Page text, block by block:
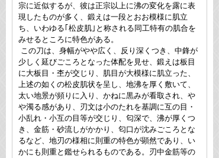
宗に近似するが、彼は正宗以上に沸の変化を露に表
現したものが多く、鍛えは一段とおお模様に肌立
ち、いわゆる｢松皮肌｣と称される同工特有の肌合を
みせるところに特色がある。
この刀は、身幅がやや広く、反り深くつき、中鋒が
少しく延びごころとなった体配を見せ、鍛えは板目
に大板目・杢が交じり、肌目が大模様に肌立った、
上述の如くの松皮肌状を呈し、地沸を厚く敷いて、
太い地景が頻りに入り、かねに黒みが看取され、や
や濁る感があり、刃文は小のたれを基調に互の目・
小乱れ・小互の目等が交じり、匂深で、沸が厚くつ
き、金筋・砂流しがかかり、匂口が沈みごころとな
るなど、地刃の様相に則重の特色が顕然であり、い
かにも則重と鑑せられるものである。刃中金筋等の